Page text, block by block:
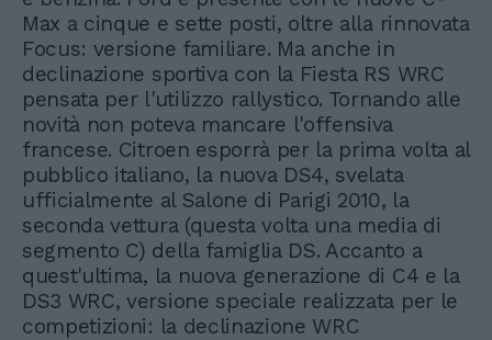
Max a cinque e sette posti, oltre alla rinnovata
Focus: versione familiare. Ma anche in
declinazione sportiva con la Fiesta RS WRC
pensata per l'utilizzo rallystico. Tornando alle
novità non poteva mancare l'offensiva
francese. Citroen esporrà per la prima volta al
pubblico italiano, la nuova DS4, svelata
ufficialmente al Salone di Parigi 2010, la
seconda vettura (questa volta una media di
segmento C) della famiglia DS. Accanto a
quest'ultima, la nuova generazione di C4 e la
DS3 WRC, versione speciale realizzata per le
competizioni: la declinazione WRC